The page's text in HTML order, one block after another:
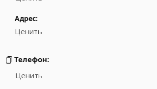
Адрес:
Ценить
Телефон:
Ценить